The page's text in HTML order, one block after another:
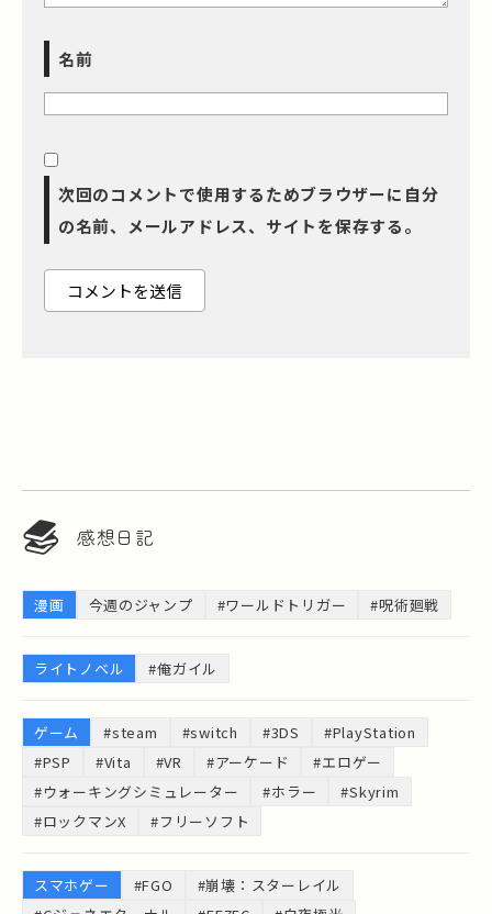
名前
次回のコメントで使用するためブラウザーに自分
の名前、メールアドレス、サイトを保存する。
感想日記
漫画 今週のジャンプ #ワールドトリガー #呪術廻戦
ライトノベル #俺ガイル
ゲーム #steam #switch #3DS
#PlayStation
#PSP
#Vita #VR #アーケード
#エロゲー
#ウォーキングシミュレーター
#ホラー
#Skyrim
#ロックマンX
#フリーソフト
スマホゲー #FGO
#崩壊：スターレイル